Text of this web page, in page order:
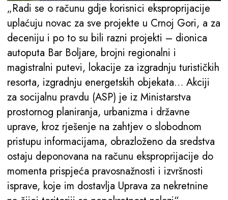
„Radi se o računu gdje korisnici eksproprijacije
uplaćuju novac za sve projekte u Crnoj Gori, a za
deceniju i po to su bili razni projekti – dionica
autoputa Bar Boljare, brojni regionalni i
magistralni putevi, lokacije za izgradnju turističkih
resorta, izgradnju energetskih objekata… Akciji
za socijalnu pravdu (ASP) je iz Ministarstva
prostornog planiranja, urbanizma i državne
uprave, kroz rješenje na zahtjev o slobodnom
pristupu informacijama, obrazloženo da sredstva
ostaju deponovana na računu eksproprijacije do
momenta prispjeća pravosnažnosti i izvršnosti
isprave, koje im dostavlja Uprava za nekretnine